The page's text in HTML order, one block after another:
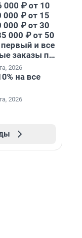
000 ₽ от 10
000 ₽ от 15
000 ₽ от 30
000 ₽ от 50
и все
заказы по
НАБЕРИ
2026
на все
2026